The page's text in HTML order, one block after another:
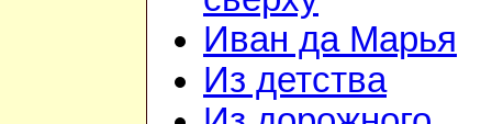
Иван да Марья
Из детства